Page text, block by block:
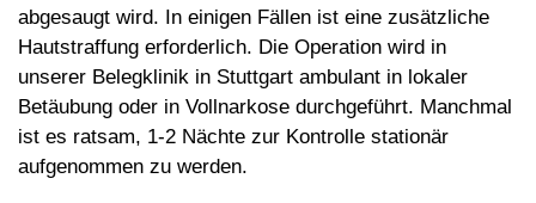
abgesaugt wird. In einigen Fällen ist eine zusätzliche
Hautstraffung erforderlich. Die Operation wird in
unserer Belegklinik in Stuttgart ambulant in lokaler
Betäubung oder in Vollnarkose durchgeführt. Manchmal
ist es ratsam, 1-2 Nächte zur Kontrolle stationär
aufgenommen zu werden.